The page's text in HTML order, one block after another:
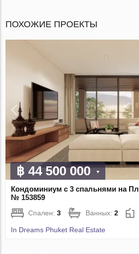
ПОХОЖИЕ ПРОЕКТЫ
฿ 44 500 000
Кондоминиум с 3 спальнями на
№ 153859
Спален:3 Ванных:2
In Dreams Phuket Real Estate